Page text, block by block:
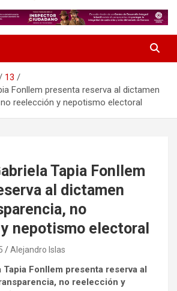
Hoy
13
Fonllem presenta reserva al dictamen
reelección y nepotismo electoral
Tapia Fonllem
al dictamen
no
nepotismo electoral
Alejandro Islas
Tapia Fonllem presenta reserva al
no reelección y